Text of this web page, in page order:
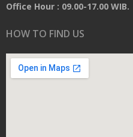
Office Hour : 09.00-17.00 WIB.
HOW TO FIND US